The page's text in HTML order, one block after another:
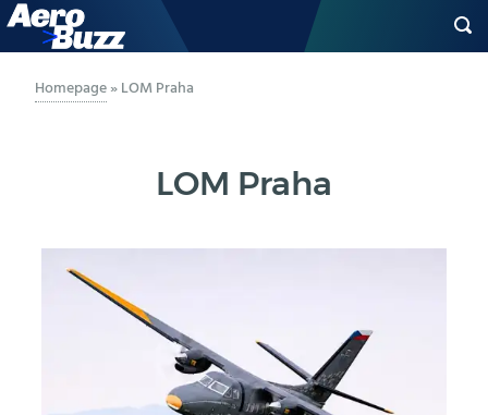
GENERAL AVIATION
MILITÄR
Homepage»LOM Praha
LOM Praha